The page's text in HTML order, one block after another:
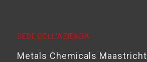
SEDE DELL'AZIENDA
Metals Chemicals Maastricht